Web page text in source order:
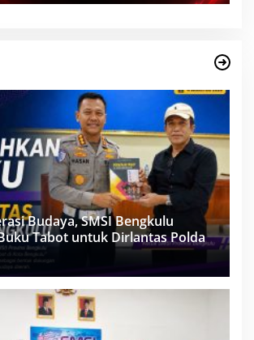
Budaya, SMSI Bengkulu
Tabot untuk Dirlantas Polda